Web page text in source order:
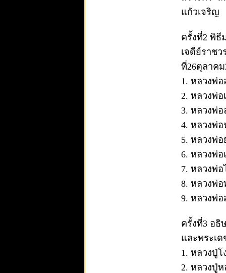
แก้วเจริญ
ครั้งที่2 พิธี
เจดีย์ราช
ที่26ตุลาค
1. หลวงพ่
2. หลวงพ่
3. หลวงพ่
4. หลวงพ่
5. หลวงพ่
6. หลวงพ่
7. หลวงพ่
8. หลวงพ่
9. หลวงพ่
ครั้งที่3 อธิ
และพระเ
1. หลวงปู่
2. หลวงปู่